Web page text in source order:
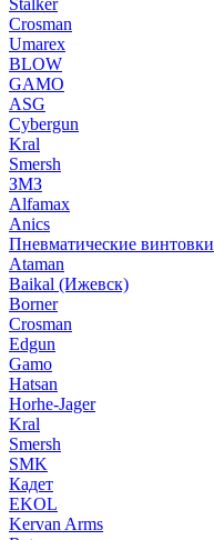
Stalker
Crosman
Umarex
BLOW
GAMO
ASG
Cybergun
Kral
Smersh
ЗМЗ
Alfamax
Anics
Пневматические винтовки
Ataman
Baikal (Ижевск)
Borner
Crosman
Edgun
Gamo
Hatsan
Horhe-Jager
Kral
Smersh
SMK
Кадет
EKOL
Kervan Arms